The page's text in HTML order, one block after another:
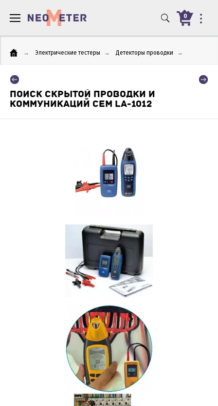
0
→ Электрические тестеры → Детекторы проводки →
ПОИСК СКРЫТОЙ ПРОВОДКИ И
КОММУНИКАЦИЙ CEM LA-1012